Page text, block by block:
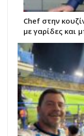
Chef στην
με γαρίδες